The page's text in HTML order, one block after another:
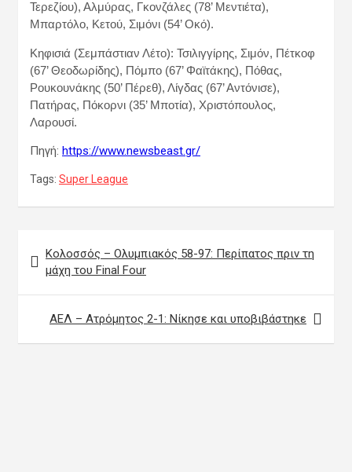
Τερεζίου), Αλμύρας, Γκονζάλες (78’ Μεντιέτα),
Μπαρτόλο, Κετού, Σιμόνι (54’ Οκό).
Κηφισιά (Σεμπάστιαν Λέτο): Τσιλιγγίρης, Σιμόν, Πέτκοφ
(67’ Θεοδωρίδης), Πόμπο (67’ Φαϊτάκης), Πόθας,
Ρουκουνάκης (50’ Πέρεθ), Λίγδας (67’ Αντόνισε),
Πατήρας, Πόκορνι (35’ Μποτία), Χριστόπουλος,
Λαρουσί.
Πηγή: https://www.newsbeast.gr/
Tags: Super League
άρθρων
Κολοσσός – Ολυμπιακός 58-97: Περίπατος πριν τη
μάχη του Final Four
ΑΕΛ – Ατρόμητος 2-1: Νίκησε και υποβιβάστηκε